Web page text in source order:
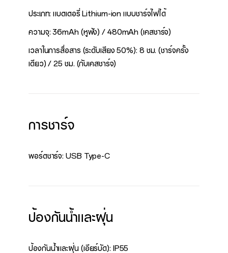
ประเภท: แบตเตอรี่ Lithium-ion แบบชาร์จไฟได้
ความจุ: 36mAh (หูฟัง) / 480mAh (เคสชาร์จ)
เวลาในการสื่อสาร (ระดับเสียง 50%): 8 ชม. (ชาร์จครั้ง
เดียว) / 25 ชม. (กับเคสชาร์จ)
การชาร์จ
พอร์ตชาร์จ: USB Type-C
ป้องกันน้ำและฝุ่น
ป้องกันน้ำและฝุ่น (เอียร์บัด): IP55